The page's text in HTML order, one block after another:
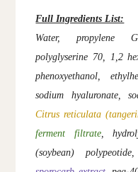
Full Ingredients List:
Water, propylene
polyglyserine 70, 1,2
phenoxyethanol,
sodium hyaluronate,
Citrus reticulata
ferment filtrate,
(soybean)